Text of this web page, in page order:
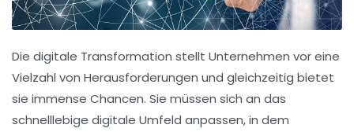
Die digitale Transformation stellt Unternehmen vor eine
Vielzahl von Herausforderungen und gleichzeitig bietet
sie immense Chancen. Sie müssen sich an das
schnelllebige digitale Umfeld anpassen, in dem